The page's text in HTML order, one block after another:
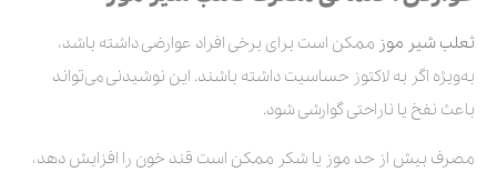
ثعلب شیر موز ممکن است برای برخی افراد عوارضی داشته باشد،
به‌ویژه اگر به لاکتوز حساسیت داشته باشند. این نوشیدنی می‌تواند
باعث نفخ یا ناراحتی گوارشی شود.
مصرف بیش از حد موز یا شکر ممکن است قند خون را افزایش دهد،